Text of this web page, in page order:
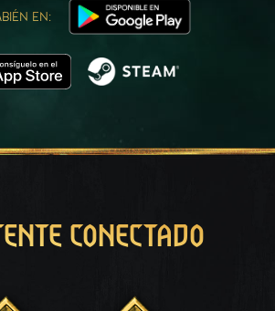
EN:
CONECTADO